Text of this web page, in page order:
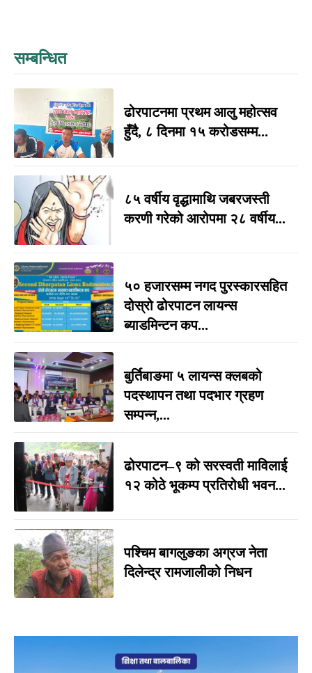
सम्बन्धित
ढोरपाटनमा प्रथम आलु महोत्सव
हुँदै, ८ दिनमा १५ करोडसम्म...
८५ वर्षीय वृद्धामाथि जबरजस्ती
करणी गरेको आरोपमा २८ वर्षीय...
५० हजारसम्म नगद पुरस्कारसहित
दोस्रो ढोरपाटन लायन्स
ब्याडमिन्टन कप...
बुर्तिबाङमा ५ लायन्स क्लबको
पदस्थापन तथा पदभार ग्रहण
सम्पन्न,...
ढोरपाटन–९ को सरस्वती माविलाई
१२ कोठे भूकम्प प्रतिरोधी भवन...
पश्चिम बागलुङका अग्रज नेता
दिलेन्द्र रामजालीको निधन